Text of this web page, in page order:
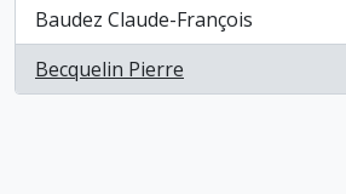
Baudez Claude-François
, 1 résultats
Becquelin Pierre
, 1 résultats